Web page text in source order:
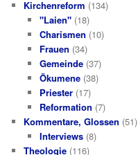
Kirchenreform (134)
"Laien"(18)
Charismen (10)
Frauen (34)
Gemeinde(37)
Ökumene(38)
Priester(17)
Reformation (7)
Kommentare, Glossen (51)
Interviews(8)
Theologie (116)